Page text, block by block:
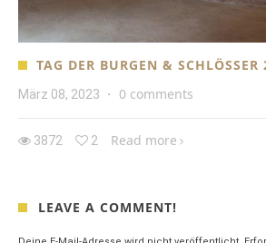
TAG DER BURGEN & SCHLÖSSER
März 08, 2023 · 0 comments
3872 2 Read more
LEAVE A COMMENT!